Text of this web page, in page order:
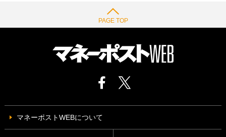
PAGE TOP
マネーポストWEBについて